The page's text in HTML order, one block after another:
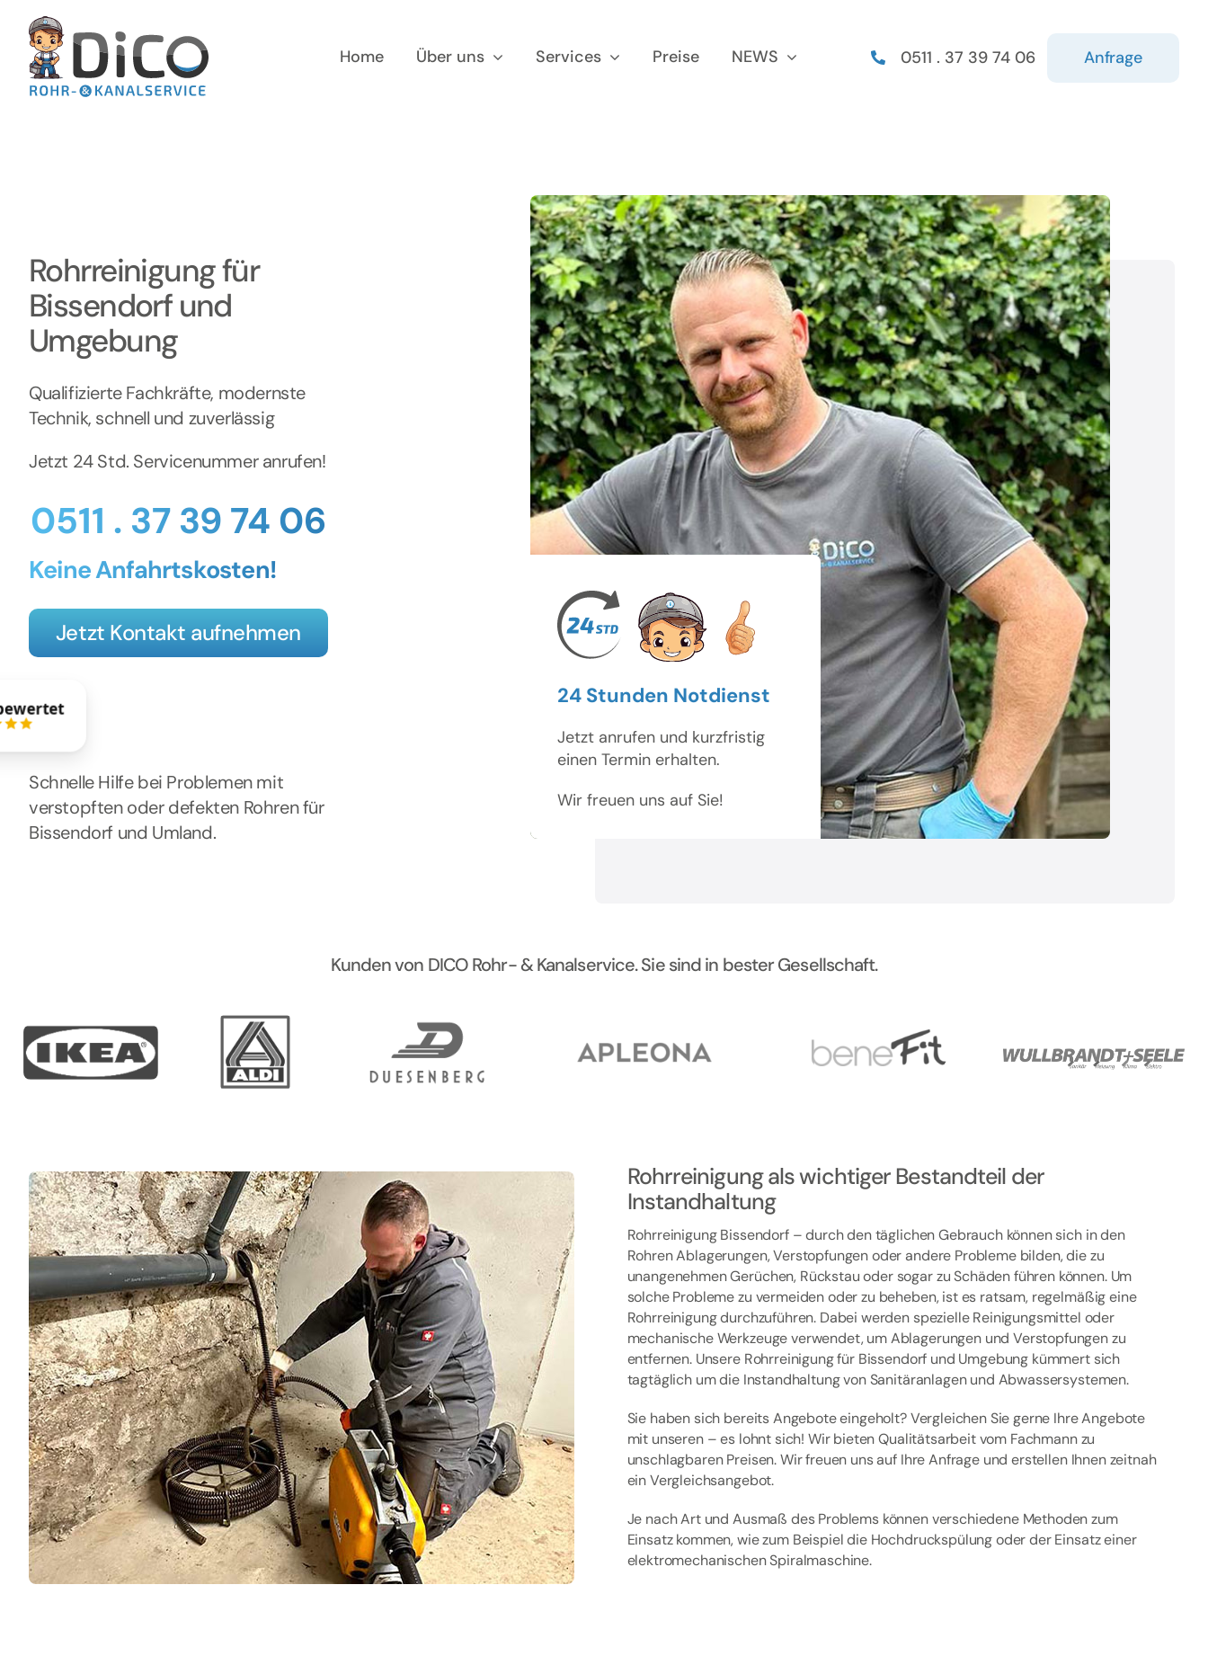
Inhalt
springen
Home Über uns Services Preise NEWS 0511 . 37 39 74 06 Anfrage
Rohrreinigung für
Bissendorf und
Umgebung
Qualifizierte Fachkräfte, modernste
Technik, schnell und zuverlässig
Jetzt 24 Std. Servicenummer anrufen!
0511 . 37 39 74 06
Keine Anfahrtskosten!
Jetzt Kontakt aufnehmen
Schnelle Hilfe bei Problemen mit
verstopften oder defekten Rohren für
Bissendorf und Umland.
24 Stunden Notdienst
Jetzt anrufen und kurzfristig
einen Termin erhalten.
Wir freuen uns auf Sie!
Kunden von DICO Rohr- & Kanalservice. Sie sind in bester Gesellschaft.
Rohrreinigung als wichtiger Bestandteil der
Instandhaltung
Rohrreinigung Bissendorf – durch den täglichen Gebrauch können sich in den
Rohren Ablagerungen, Verstopfungen oder andere Probleme bilden, die zu
unangenehmen Gerüchen, Rückstau oder sogar zu Schäden führen können. Um
solche Probleme zu vermeiden oder zu beheben, ist es ratsam, regelmäßig eine
Rohrreinigung durchzuführen. Dabei werden spezielle Reinigungsmittel oder
mechanische Werkzeuge verwendet, um Ablagerungen und Verstopfungen zu
entfernen. Unsere Rohrreinigung für Bissendorf und Umgebung kümmert sich
tagtäglich um die Instandhaltung von Sanitäranlagen und Abwassersystemen.
Sie haben sich bereits Angebote eingeholt? Vergleichen Sie gerne Ihre Angebote
mit unseren – es lohnt sich! Wir bieten Qualitätsarbeit vom Fachmann zu
unschlagbaren Preisen. Wir freuen uns auf Ihre Anfrage und erstellen Ihnen zeitnah
ein Vergleichsangebot.
Je nach Art und Ausmaß des Problems können verschiedene Methoden zum
Einsatz kommen, wie zum Beispiel die Hochdruckspülung oder der Einsatz einer
elektromechanischen Spiralmaschine.